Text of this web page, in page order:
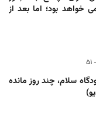
خواهد بود؛ اما بعد از
سلام، چند روز مانده